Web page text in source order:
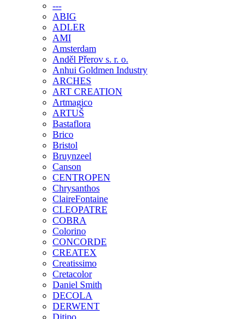
---
ABIG
ADLER
AMI
Amsterdam
Anděl Přerov s. r. o.
Anhui Goldmen Industry
ARCHES
ART CREATION
Artmagico
ARTUŠ
Bastaflora
Brico
Bristol
Bruynzeel
Canson
CENTROPEN
Chrysanthos
ClaireFontaine
CLEOPATRE
COBRA
Colorino
CONCORDE
CREATEX
Creatissimo
Cretacolor
Daniel Smith
DECOLA
DERWENT
Ditipo